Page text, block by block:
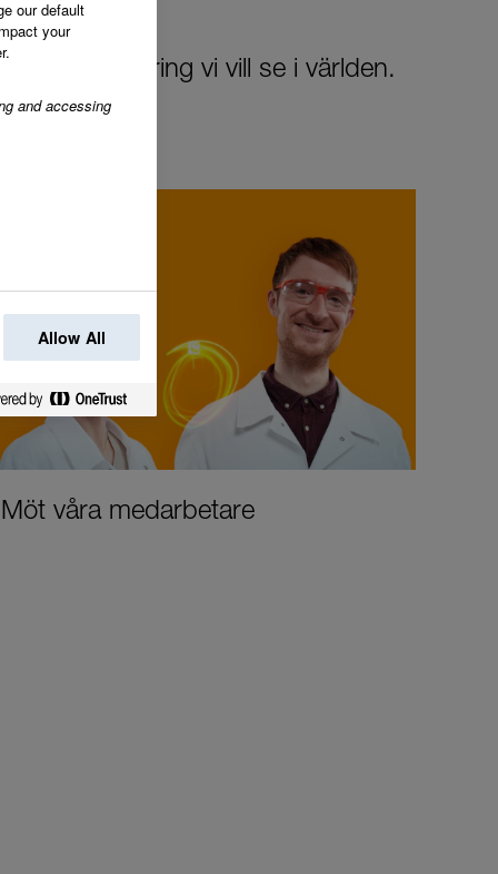
den förändring vi vill se i världen.
Möt våra medarbetare
our default
your
and accessing
Allow All